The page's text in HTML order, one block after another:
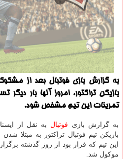
بازیكن تراكتور، امروز آنها بار
تمرینات این تیم مشخص شود.
به گزارش بازی فوتبال
بازیکن تیم فوتبال تراکتور به مبتلا
این تیم که قرار بود از روز گذشته
موکول شد.